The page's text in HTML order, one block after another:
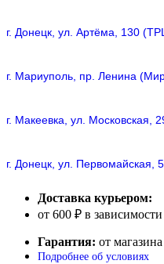
г. Донецк, ул. Артёма, 130
г. Мариуполь, пр. Ленина
г. Макеевка, ул. Московская,
г. Донецк, ул. Первомайская,
Доставка курьером:
от 600 ₽ в
Гарантия: от магазина
Подробнее об условиях